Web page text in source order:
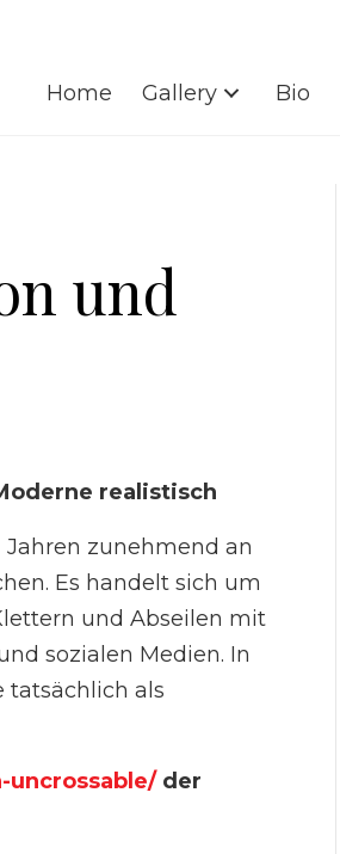
Home Gallery Bio
und
realistisch
zunehmend an
Es handelt sich um
und Abseilen mit
sozialen Medien. In
tatsächlich als
uncrossable/der